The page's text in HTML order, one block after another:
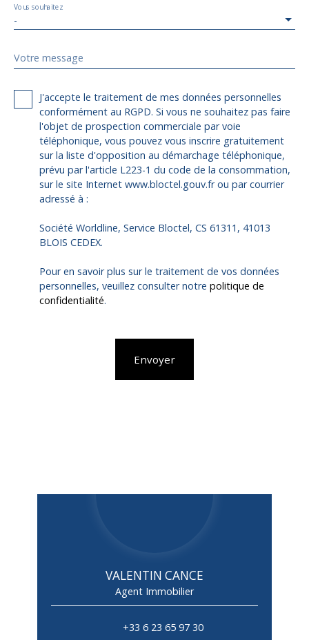
-
Vous souhaitez
Votre message
J'accepte le traitement de mes données personnelles
conformément au RGPD. Si vous ne souhaitez pas faire
l'objet de prospection commerciale par voie
téléphonique, vous pouvez vous inscrire gratuitement
sur la liste d'opposition au démarchage téléphonique,
prévu par l'article L223-1 du code de la consommation,
sur le site Internet www.bloctel.gouv.fr ou par courrier
adressé à :
Société Worldline, Service Bloctel, CS 61311, 41013
BLOIS CEDEX.
Pour en savoir plus sur le traitement de vos données
personnelles, veuillez consulter notre politique de
confidentialité.
Envoyer
VALENTIN CANCE
Agent Immobilier
+33 6 23 65 97 30